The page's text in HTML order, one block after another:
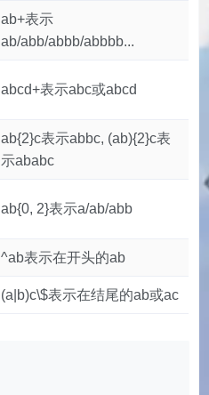
ab+表示
ab/abb/abbb/abbbb...
abcd+表示abc或abcd
ab{2}c表示abbc, (ab){2}c表
示ababc
ab{0, 2}表示a/ab/abb
^ab表示在开头的ab
(a|b)c\$表示在结尾的ab或ac